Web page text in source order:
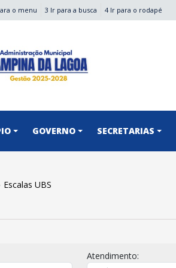
o menu 3 Ir para a busca 4 Ir para o rodapé
GOVERNO SECRETARIAS
Escalas UBS
Atendimento: